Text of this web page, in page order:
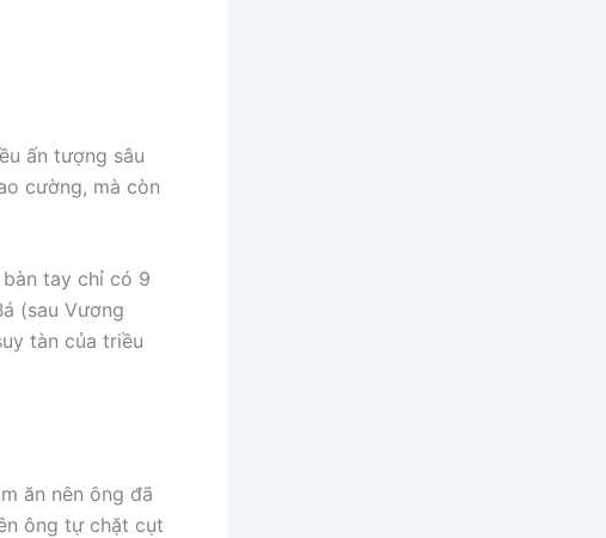
ấn tượng sâu
cường, mà còn
tay chỉ có 9
(sau Vương
tàn của triều
ăn nên ông đã
ông tự chặt cụt